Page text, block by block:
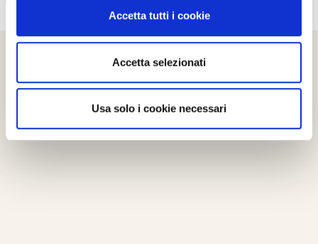
Accetta tutti i cookie
Accetta selezionati
Usa solo i cookie necessari